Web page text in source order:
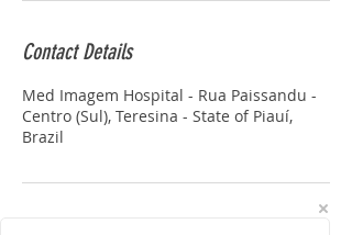
Contact Details
Med Imagem Hospital - Rua Paissandu -
Centro (Sul), Teresina - State of Piauí,
Brazil